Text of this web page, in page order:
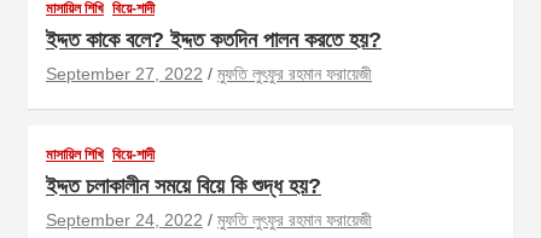
মাসায়িল শিখি বিয়ে-শাদী
ইদ্দত কাকে বলে? ইদ্দত কতদিন পালন করতে হয়?
September 27, 2022 মুফতি লুৎফুর রহমান ফরায়েজী
মাসায়িল শিখি বিয়ে-শাদী
ইদ্দত চলাকালীন সময়ে বিয়ে কি শুদ্ধ হয়?
September 24, 2022 মুফতি লুৎফুর রহমান ফরায়েজী